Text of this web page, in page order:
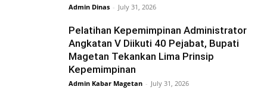
Admin Dinas - July 31, 2026
Pelatihan Kepemimpinan Administrator
Angkatan V Diikuti 40 Pejabat, Bupati
Magetan Tekankan Lima Prinsip
Kepemimpinan
Admin Kabar Magetan - July 31, 2026